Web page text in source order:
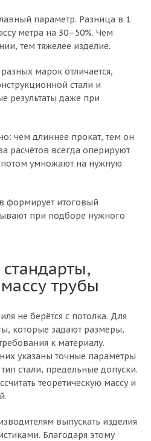
параметр. Разница в 1
метра на 30–50%. Чем
тем тяжелее изделие.
марок отличается,
стали и
результаты даже при
чем длиннее прокат, тем он
расчётов всегда оперируют
умножают на нужную
формирует итоговый
при подборе нужного
трубы
не берётся с потолка. Для
которые задают размеры,
к материалу.
указаны точные параметры
стали, предельные допуски.
теоретическую массу и
выпускать изделия
Благодаря этому